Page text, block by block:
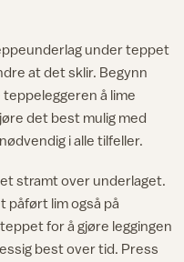
under teppet
at det sklir. Begynn
å lime
det best mulig med
i alle tilfeller.
stramt over underlaget.
påført lim også på
for å gjøre leggingen
best over tid. Press